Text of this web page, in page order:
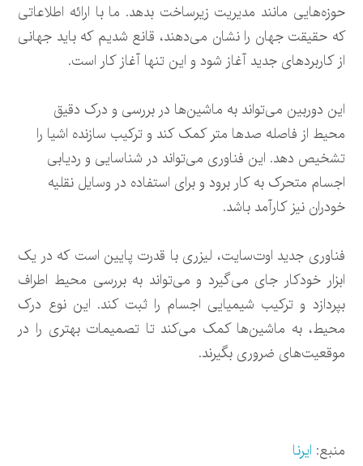
حوزه‌هایی مانند مدیریت زیرساخت بدهد. ما با ارائه اطلاعاتی
که حقیقت جهان را نشان می‌دهند، قانع شدیم که باید جهانی
از کاربردهای جدید آغاز شود و این تنها آغاز کار است.
این دوربین می‌تواند به ماشین‌ها در بررسی و درک دقیق
محیط از فاصله صدها متر کمک کند و ترکیب سازنده اشیا را
تشخیص دهد. این فناوری می‌تواند در شناسایی و ردیابی
اجسام متحرک به کار برود و برای استفاده در وسایل نقلیه
خودران نیز کارآمد باشد.
فناوری جدید اوت‌سایت، لیزری با قدرت پایین است که در یک
ابزار خودکار جای می‌گیرد و می‌تواند به بررسی محیط اطراف
بپردازد و ترکیب شیمیایی اجسام را ثبت کند. این نوع درک
محیط، به ماشین‌ها کمک می‌کند تا تصمیمات بهتری را در
موقعیت‌های ضروری بگیرند.
منبع: ایرنا